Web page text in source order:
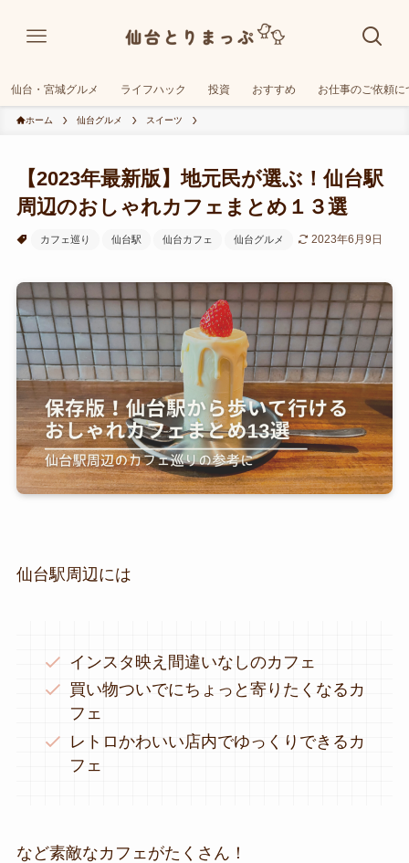
仙台・宮城グルメ ライフハック 投資 おすすめ お仕事のご依頼に
ホーム 仙台グルメ スイーツ
【2023年最新版】地元民が選ぶ！仙台駅
周辺のおしゃれカフェまとめ１３選
カフェ巡り 仙台駅 仙台カフェ 仙台グルメ 2023年6月9日
仙台駅周辺には
インスタ映え間違いなしのカフェ
買い物ついでにちょっと寄りたくなるカ
フェ
レトロかわいい店内でゆっくりできるカ
フェ
など素敵なカフェがたくさん！